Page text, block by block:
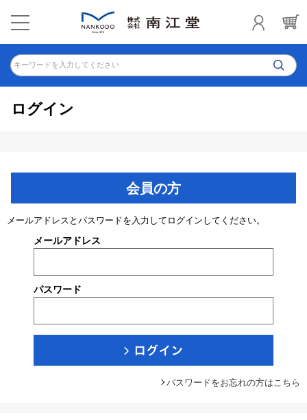
キーワードを入力してください
ログイン
会員の方
メールアドレスとパスワードを入力してログインしてください。
メールアドレス
パスワード
パスワードをお忘れの方はこちら